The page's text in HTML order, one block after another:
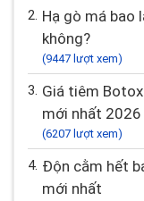
2. Hạ gò má bao lâu tháo nẹp vít và có lưu ý gì
không?
(9447 lượt xem)
3. Giá tiêm Botox gọn hàm bao nhiêu? Cập nhật giá
mới nhất 2026
(6207 lượt xem)
4. Độn cằm hết bao nhiêu tiền? Cập nhật bảng giá
mới nhất